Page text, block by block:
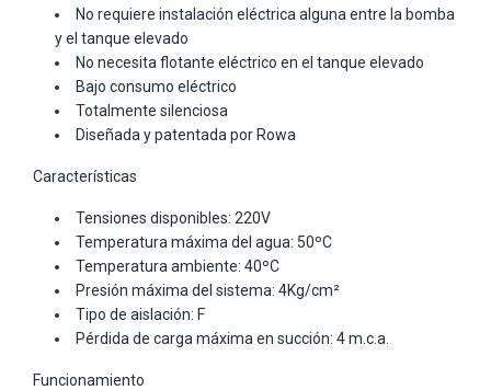
No requiere instalación eléctrica alguna entre la bomba
y el tanque elevado
No necesita flotante eléctrico en el tanque elevado
Bajo consumo eléctrico
Totalmente silenciosa
Diseñada y patentada por Rowa
Características
Tensiones disponibles: 220V
Temperatura máxima del agua: 50ºC
Temperatura ambiente: 40ºC
Presión máxima del sistema: 4Kg/cm²
Tipo de aislación: F
Pérdida de carga máxima en succión: 4 m.c.a.
Funcionamiento